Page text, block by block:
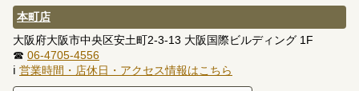
本町店
大阪府大阪市中央区安土町2-3-13 大阪国際ビルディング 1F
☎ 06-4705-4556
ℹ 営業時間・店休日・アクセス情報はこちら